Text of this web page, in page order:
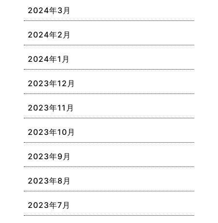
2024年3月
2024年2月
2024年1月
2023年12月
2023年11月
2023年10月
2023年9月
2023年8月
2023年7月